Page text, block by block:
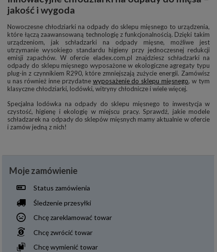
jakość i wygoda
Nowoczesne chłodziarki na odpady do sklepu mięsnego to urządzenia,
które łączą zaawansowaną technologię z funkcjonalnością. Dzięki takim
urządzeniom, jak schładzarki na odpady mięsne, możliwe jest
utrzymanie wysokiego standardu higieny przy jednoczesnej redukcji
emisji zapachów. W ofercie eladex.com.pl znajdziesz schładzarki na
odpady do sklepu mięsnego wyposażone w ekologiczne agregaty typu
plug-in z czynnikiem R290, które zmniejszają zużycie energii. Zamówisz
u nas również inne przydatne wyposażenie do sklepu mięsnego, w tym
klasyczne chłodziarki, lodówki, witryny chłodnicze i wiele więcej.
Specjalna lodówka na odpady do sklepu mięsnego to inwestycja w
czystość, higienę i ekologię w miejscu pracy. Sprawdź, jakie modele
schładzarek na odpady do sklepów mięsnych mamy aktualnie w ofercie
i zamów jedną z nich!
Moje zamówienie
Status zamówienia
Śledzenie przesyłki
Chcę zareklamować towar
Chcę zwrócić towar
Chcę wymienić towar